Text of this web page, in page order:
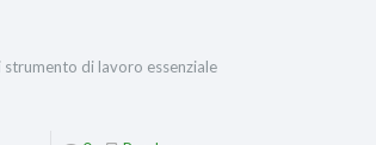
di lavoro essenziale